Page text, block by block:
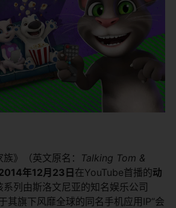
》（英文原名： Talking Tom &
年12月23日在YouTube首播的动
系列由斯洛文尼亚的知名娱乐公司
其旗下风靡全球的同名手机应用IP“会